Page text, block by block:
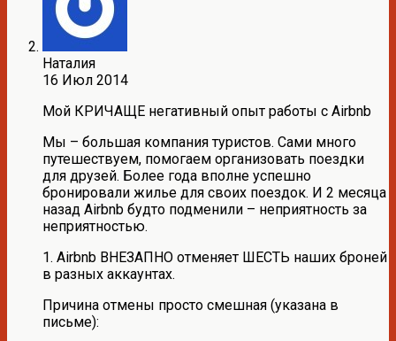
Наталия
16 Июл 2014
Мой КРИЧАЩЕ негативный опыт работы с Airbnb
Мы – большая компания туристов. Сами много
путешествуем, помогаем организовать поездки
для друзей. Более года вполне успешно
бронировали жилье для своих поездок. И 2 месяца
назад Airbnb будто подменили – неприятность за
неприятностью.
1. Airbnb ВНЕЗАПНО отменяет ШЕСТЬ наших броней
в разных аккаунтах.
Причина отмены просто смешная (указана в
письме):